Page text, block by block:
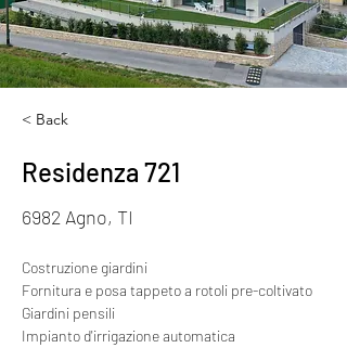
< Back
Residenza 721
6982 Agno, TI
Costruzione giardini
Fornitura e posa tappeto a rotoli pre-coltivato
Giardini pensili
Impianto d'irrigazione automatica